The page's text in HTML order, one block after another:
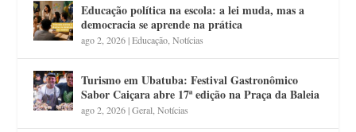
Educação política na escola: a lei muda, mas a
democracia se aprende na prática
ago 2, 2026|Educação ,Notícias
Turismo em Ubatuba: Festival Gastronômico
Sabor Caiçara abre 17ª edição na Praça da Baleia
ago 2, 2026|Geral ,Notícias